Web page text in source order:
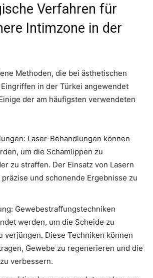
Verfahren für
Intimzone in der
Methoden, die bei ästhetischen
in der Türkei angewendet
der am häufigsten verwendeten
Laser-Behandlungen können
um die Schamlippen zu
zu straffen. Der Einsatz von Lasern
und schonende Ergebnisse zu
Gewebestraffungstechniken
werden, um die Scheide zu
verjüngen. Diese Techniken können
Gewebe zu regenerieren und die
verbessern.